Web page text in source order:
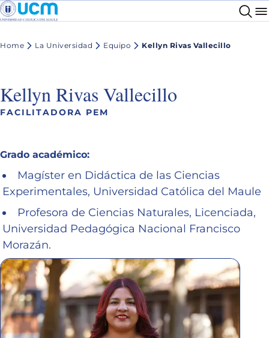
Home La Universidad Equipo Kellyn Rivas Vallecillo
Kellyn Rivas Vallecillo
FACILITADORA PEM
Grado académico:
Magíster en Didáctica de las Ciencias
Experimentales, Universidad Católica del Maule
Profesora de Ciencias Naturales, Licenciada,
Universidad Pedagógica Nacional Francisco
Morazán.